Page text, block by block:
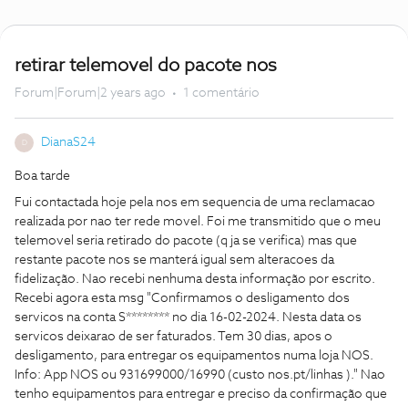
retirar telemovel do pacote nos
Forum|Forum|2 years ago 1 comentário
D DianaS24
Boa tarde
Fui contactada hoje pela nos em sequencia de uma reclamacao
realizada por nao ter rede movel. Foi me transmitido que o meu
telemovel seria retirado do pacote (q ja se verifica) mas que
restante pacote nos se manterá igual sem alteracoes da
fidelização. Nao recebi nenhuma desta informação por escrito.
Recebi agora esta msg "Confirmamos o desligamento dos
servicos na conta S******** no dia 16-02-2024. Nesta data os
servicos deixarao de ser faturados. Tem 30 dias, apos o
desligamento, para entregar os equipamentos numa loja NOS.
Info: App NOS ou 931699000/16990 (custo nos.pt/linhas )." Nao
tenho equipamentos para entregar e preciso da confirmação que